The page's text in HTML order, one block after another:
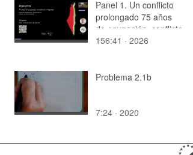
Panel 1. Un conflicto
prolongado 75 años
de ocupación, conflicto
y resistencia en
156:41 · 2026
Problema 2.1b
7:24 · 2020